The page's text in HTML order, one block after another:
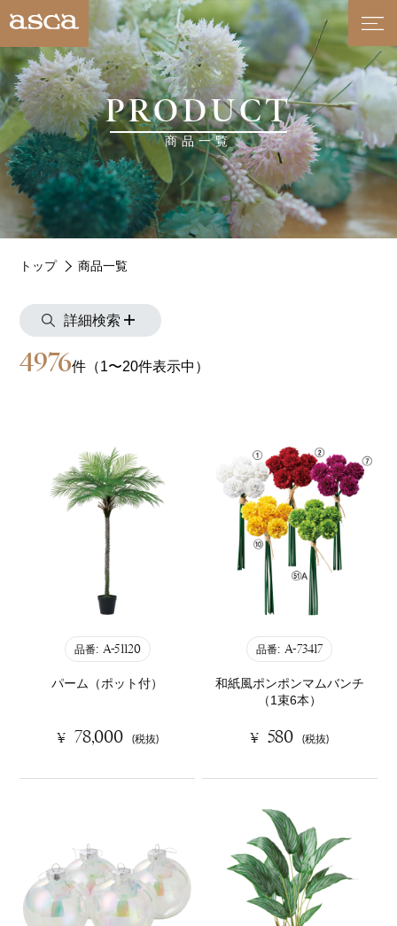
PRODUCT
商品一覧
トップ 商品一覧
詳細検索
4976件（1〜20件表示中）
品番: A-51120
パーム（ポット付）
¥ 78,000 (税抜)
品番: A-73417
和紙風ポンポンマムバンチ
（1束6本）
¥ 580 (税抜)